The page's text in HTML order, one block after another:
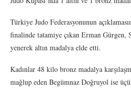
Türkiye Judo Federasyonunun
finalinde tatamiye çıkan Erman
yenerek altın madalya elde etti.
Kadınlar 48 kilo bronz madalya
mağlup eden Begümnaz Doğruyol ise